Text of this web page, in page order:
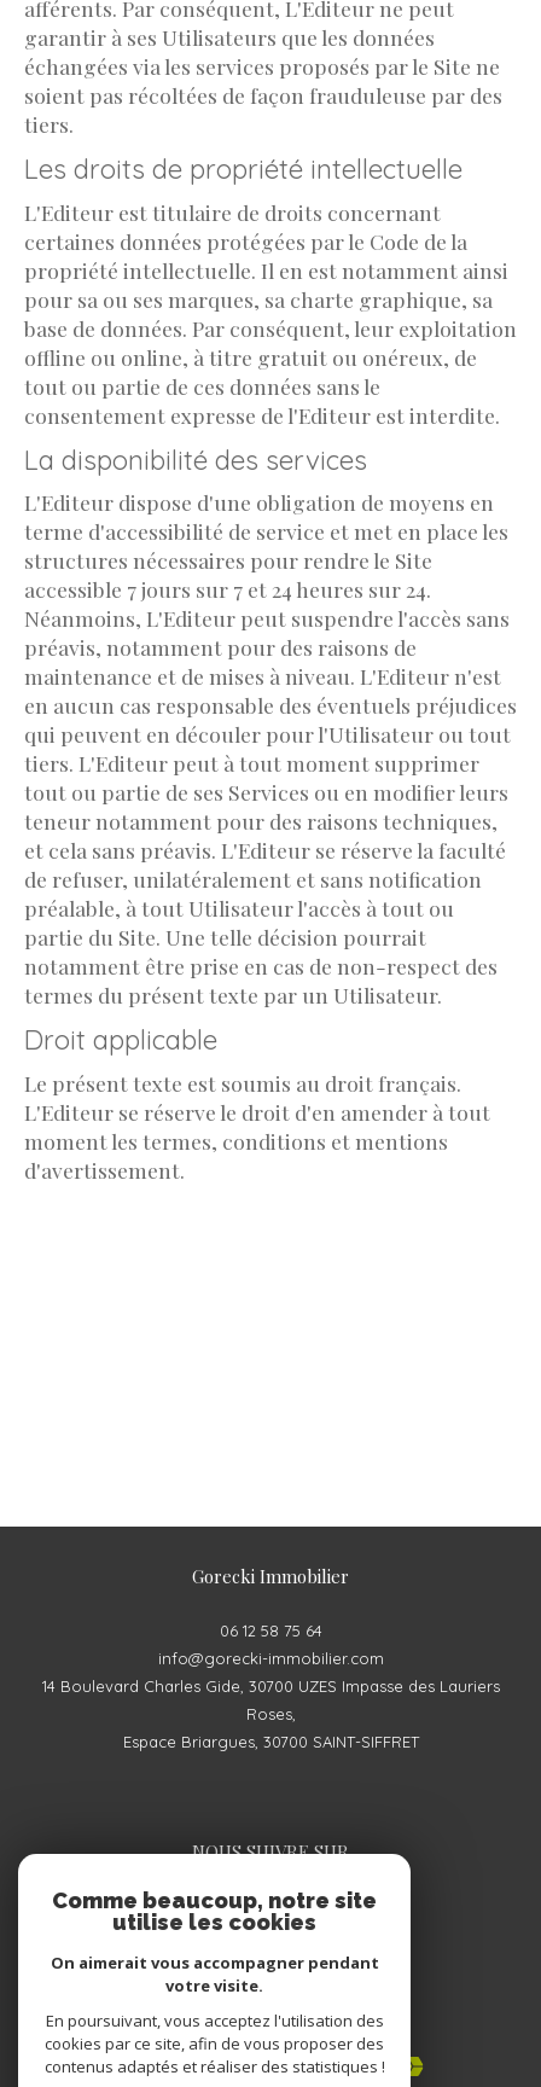
afférents. Par conséquent, L'Editeur ne peut
garantir à ses Utilisateurs que les données
échangées via les services proposés par le Site ne
soient pas récoltées de façon frauduleuse par des
tiers.
Les droits de propriété intellectuelle
L'Editeur est titulaire de droits concernant
certaines données protégées par le Code de la
propriété intellectuelle. Il en est notamment ainsi
pour sa ou ses marques, sa charte graphique, sa
base de données. Par conséquent, leur exploitation
offline ou online, à titre gratuit ou onéreux, de
tout ou partie de ces données sans le
consentement expresse de l'Editeur est interdite.
La disponibilité des services
L'Editeur dispose d'une obligation de moyens en
terme d'accessibilité de service et met en place les
structures nécessaires pour rendre le Site
accessible 7 jours sur 7 et 24 heures sur 24.
Néanmoins, L'Editeur peut suspendre l'accès sans
préavis, notamment pour des raisons de
maintenance et de mises à niveau. L'Editeur n'est
en aucun cas responsable des éventuels préjudices
qui peuvent en découler pour l'Utilisateur ou tout
tiers. L'Editeur peut à tout moment supprimer
tout ou partie de ses Services ou en modifier leurs
teneur notamment pour des raisons techniques,
et cela sans préavis. L'Editeur se réserve la faculté
de refuser, unilatéralement et sans notification
préalable, à tout Utilisateur l'accès à tout ou
partie du Site. Une telle décision pourrait
notamment être prise en cas de non-respect des
termes du présent texte par un Utilisateur.
Droit applicable
Le présent texte est soumis au droit français.
L'Editeur se réserve le droit d'en amender à tout
moment les termes, conditions et mentions
d'avertissement.
Gorecki Immobilier
06 12 58 75 64
info@gorecki-immobilier.com
14 Boulevard Charles Gide, 30700 UZES Impasse des Lauriers
Roses,
Espace Briargues, 30700 SAINT-SIFFRET
NOUS SUIVRE SUR
ADHÉRENTS
Comme beaucoup, notre site
utilise les cookies
On aimerait vous accompagner pendant
votre visite.
En poursuivant, vous acceptez l'utilisation des
cookies par ce site, afin de vous proposer des
contenus adaptés et réaliser des statistiques !